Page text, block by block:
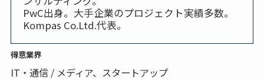
PwC出身。大手企業のプロジェクト実績多数。
Kompas Co.Ltd.代表。
得意業界
IT・通信 / メディア、スタートアップ